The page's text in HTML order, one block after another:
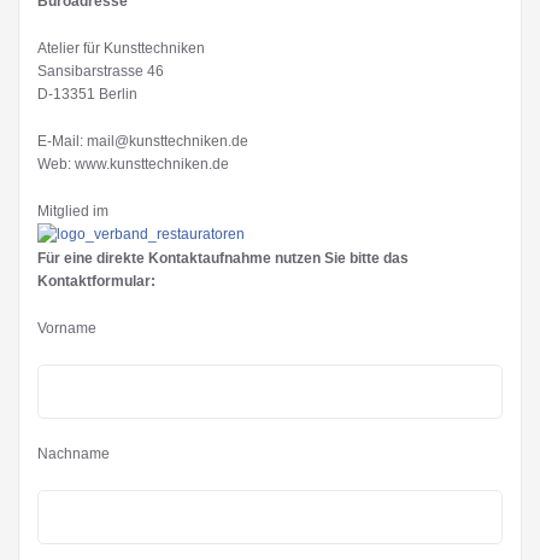
Atelier für Kunsttechniken
Sansibarstrasse 46
D-13351 Berlin
E-Mail: mail@kunsttechniken.de
Web: www.kunsttechniken.de
Mitglied im
Für eine direkte Kontaktaufnahme nutzen Sie bitte das
Kontaktformular:
Vorname
Nachname